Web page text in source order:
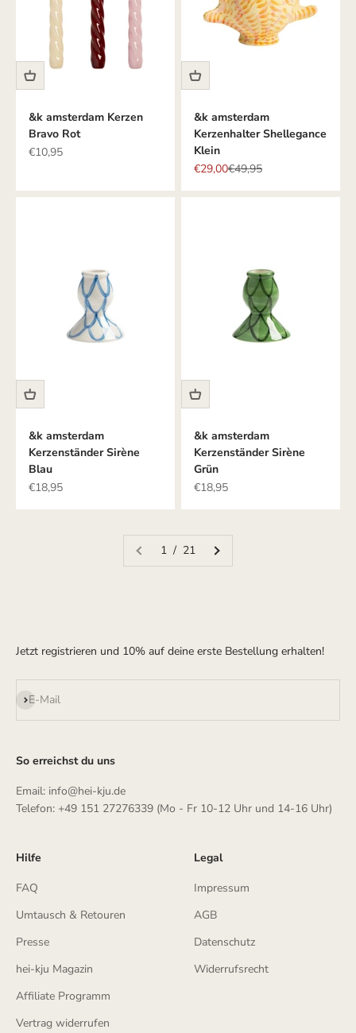
&k amsterdam Kerzen
Bravo Rot
Angebot
€10,95
&k amsterdam
Kerzenhalter Shellegance
Klein
Angebot
€29,00Regulärer Preis
€49,95
&k amsterdam
Kerzenständer Sirène
Blau
Angebot
€18,95
&k amsterdam
Kerzenständer Sirène
Grün
Angebot
€18,95
1 / 21
Jetzt registrieren und 10% auf deine erste Bestellung erhalten!
E-Mail
Abonnieren
So erreichst du uns
Email: info@hei-kju.de
Telefon: +49 151 27276339 (Mo - Fr 10-12 Uhr und 14-16 Uhr)
Hilfe
FAQ
Umtausch & Retouren
Presse
hei-kju Magazin
Affiliate Programm
Vertrag widerrufen
Legal
Impressum
AGB
Datenschutz
Widerrufsrecht